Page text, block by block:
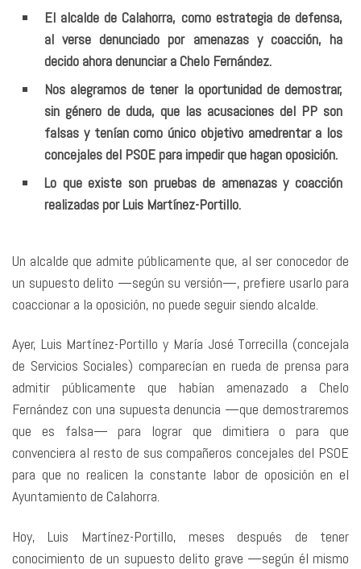
El alcalde de Calahorra, como estrategia de defensa,
al verse denunciado por amenazas y coacción, ha
decido ahora denunciar a Chelo Fernández.
Nos alegramos de tener la oportunidad de demostrar,
sin género de duda, que las acusaciones del PP son
falsas y tenían como único objetivo amedrentar a los
concejales del PSOE para impedir que hagan oposición.
Lo que existe son pruebas de amenazas y coacción
realizadas por Luis Martínez-Portillo.
Un alcalde que admite públicamente que, al ser conocedor de
un supuesto delito —según su versión—, prefiere usarlo para
coaccionar a la oposición, no puede seguir siendo alcalde.
Ayer, Luis Martínez-Portillo y María José Torrecilla (concejala
de Servicios Sociales) comparecían en rueda de prensa para
admitir públicamente que habían amenazado a Chelo
Fernández con una supuesta denuncia —que demostraremos
que es falsa— para lograr que dimitiera o para que
convenciera al resto de sus compañeros concejales del PSOE
para que no realicen la constante labor de oposición en el
Ayuntamiento de Calahorra.
Hoy, Luis Martínez-Portillo, meses después de tener
conocimiento de un supuesto delito grave —según él mismo